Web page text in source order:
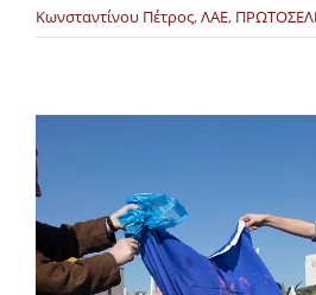
Κωνσταντίνου Πέτρος,ΛΑΕ,